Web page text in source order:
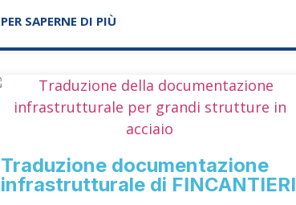
PER SAPERNE DI PIÙ
Traduzione documentazione
infrastrutturale di FINCANTIERI